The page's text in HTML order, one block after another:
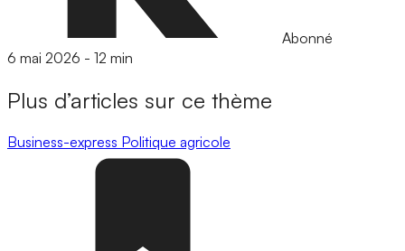
Abonné
6 mai 2026 - 12 min
Plus d’articles sur ce thème
Business-express Politique agricole